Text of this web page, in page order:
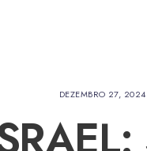
DEZEMBRO 27, 2024